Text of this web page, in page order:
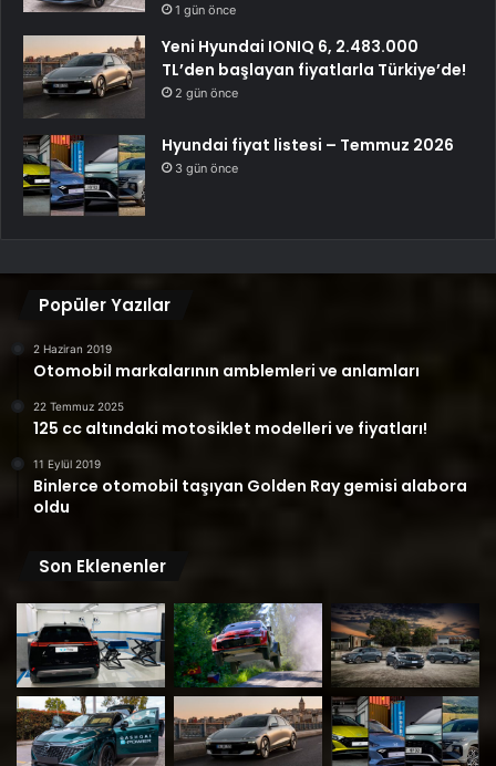
1 gün önce
Yeni Hyundai IONIQ 6, 2.483.000
TL’den başlayan fiyatlarla Türkiye’de!
2 gün önce
Hyundai fiyat listesi – Temmuz 2026
3 gün önce
Popüler Yazılar
2 Haziran 2019
Otomobil markalarının amblemleri ve anlamları
22 Temmuz 2025
125 cc altındaki motosiklet modelleri ve fiyatları!
11 Eylül 2019
Binlerce otomobil taşıyan Golden Ray gemisi alabora
oldu
Son Eklenenler